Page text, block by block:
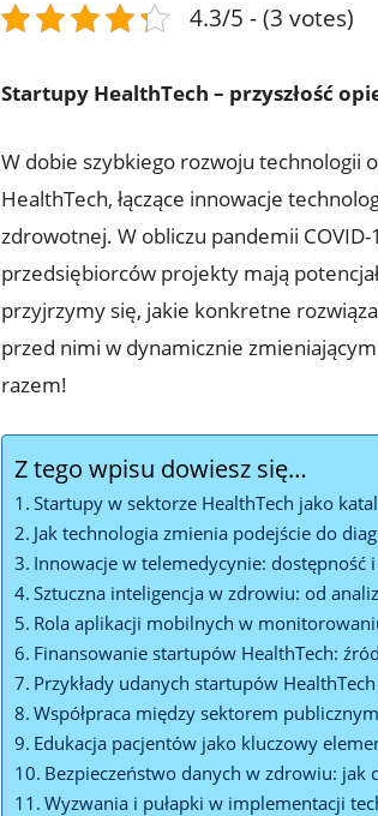
4.3/5 - (3 votes)
Startupy HealthTech – przyszłość
W dobie szybkiego rozwoju technologii
HealthTech, łączące innowacje
zdrowotnej. W obliczu pandemii
przedsiębiorców projekty mają
przyjrzymy się, jakie konkretne
przed nimi w dynamicznie
razem!
Z tego wpisu dowiesz się…
Startupy w sektorze HealthTech jako
Jak technologia zmienia podejście do
Innowacje w telemedycynie: dostępność
Sztuczna inteligencja w zdrowiu: od
Rola aplikacji mobilnych w
Finansowanie startupów HealthTech:
Przykłady udanych startupów
Współpraca między sektorem
Edukacja pacjentów jako kluczowy
Bezpieczeństwo danych w zdrowiu: jak
Wyzwania i pułapki w implementacji